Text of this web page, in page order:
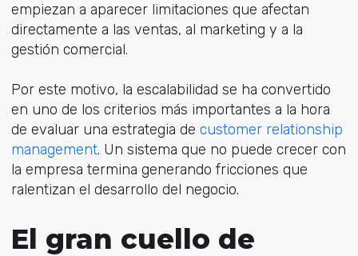
empiezan a aparecer limitaciones que afectan
directamente a las ventas, al marketing y a la
gestión comercial.
Por este motivo, la escalabilidad se ha convertido
en uno de los criterios más importantes a la hora
de evaluar una estrategia de customer relationship
management. Un sistema que no puede crecer con
la empresa termina generando fricciones que
ralentizan el desarrollo del negocio.
El gran cuello de